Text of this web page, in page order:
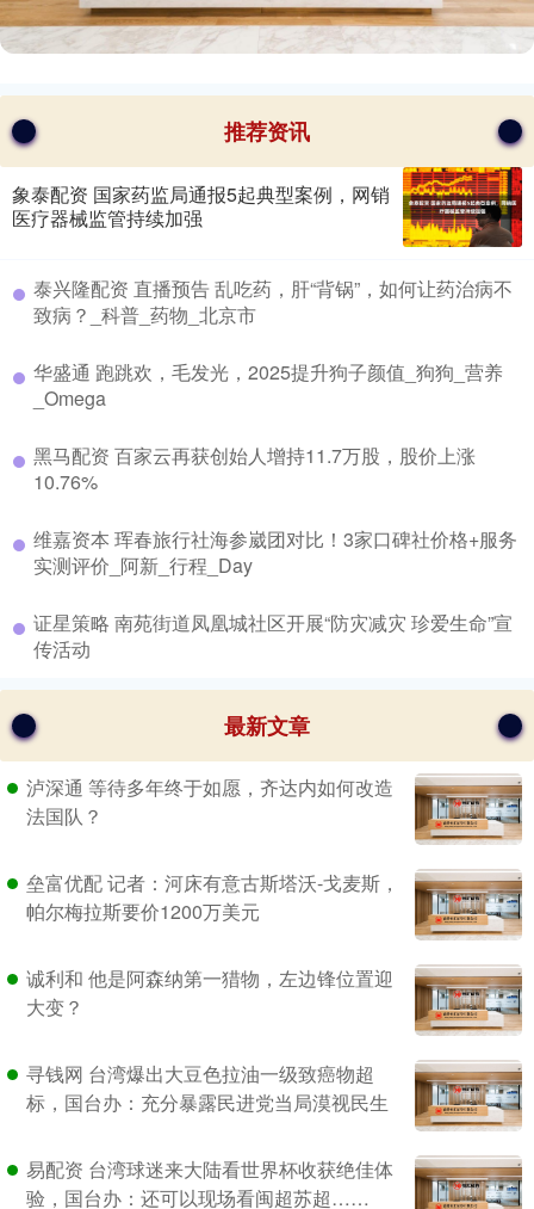
推荐资讯
象泰配资 国家药监局通报5起典型案例，网销
医疗器械监管持续加强
​泰兴隆配资 直播预告 乱吃药，肝“背锅”，如何让药治病不
致病？_科普_药物_北京市
​华盛通 跑跳欢，毛发光，2025提升狗子颜值_狗狗_营养
_Omega
​黑马配资 百家云再获创始人增持11.7万股，股价上涨
10.76%
​维嘉资本 珲春旅行社海参崴团对比！3家口碑社价格+服务
实测评价_阿新_行程_Day
​证星策略 南苑街道凤凰城社区开展“防灾减灾 珍爱生命”宣
传活动
最新文章
泸深通 等待多年终于如愿，齐达内如何改造
法国队？
垒富优配 记者：河床有意古斯塔沃-戈麦斯，
帕尔梅拉斯要价1200万美元
诚利和 他是阿森纳第一猎物，左边锋位置迎
大变？
寻钱网 台湾爆出大豆色拉油一级致癌物超
标，国台办：充分暴露民进党当局漠视民生
易配资 台湾球迷来大陆看世界杯收获绝佳体
验，国台办：还可以现场看闽超苏超……